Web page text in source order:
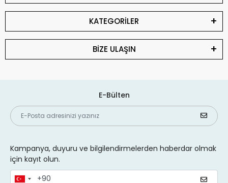
KATEGORİLER
BİZE ULAŞIN
E-Bülten
Kampanya, duyuru ve bilgilendirmelerden haberdar olmak
için kayıt olun.